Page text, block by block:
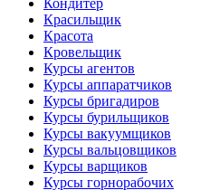
Кондитер
Красильщик
Красота
Кровельщик
Курсы агентов
Курсы аппаратчиков
Курсы бригадиров
Курсы бурильщиков
Курсы вакуумщиков
Курсы вальцовщиков
Курсы варщиков
Курсы горнорабочих